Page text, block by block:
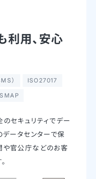
利用、 安心
） ISO27017
セキュリティでデー
データセンターで保
や官公庁などのお客